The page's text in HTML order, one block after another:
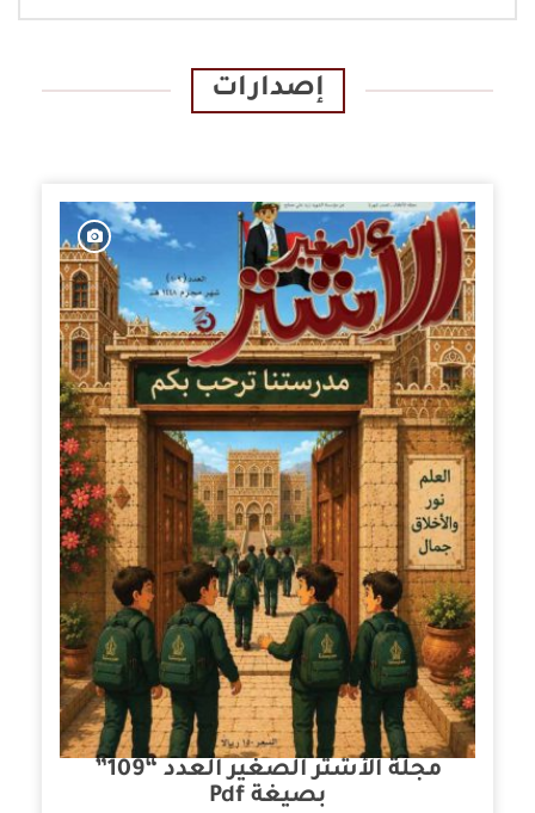
إصدارات
مجلة الأشتر الصغير العدد “109”
بصيغة Pdf